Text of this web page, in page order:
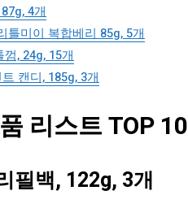
4개
틀미이 복합베리 85g, 5개
, 24g, 15개
캔디, 185g, 3개
리스트 TOP 10
필백, 122g, 3개